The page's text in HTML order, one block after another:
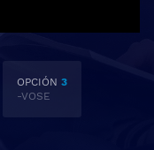
OPCIÓN 3
-VOSE